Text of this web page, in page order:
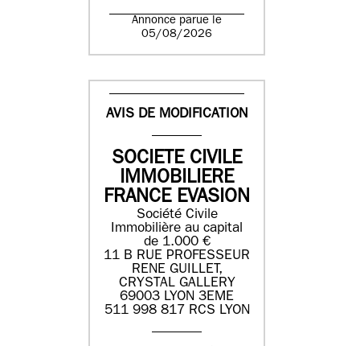
Annonce parue le
05/08/2026
AVIS DE MODIFICATION
SOCIETE CIVILE
IMMOBILIERE
FRANCE EVASION
Société Civile
Immobilière au capital
de 1.000 €
11 B RUE PROFESSEUR
RENE GUILLET,
CRYSTAL GALLERY
69003 LYON 3EME
511 998 817 RCS LYON